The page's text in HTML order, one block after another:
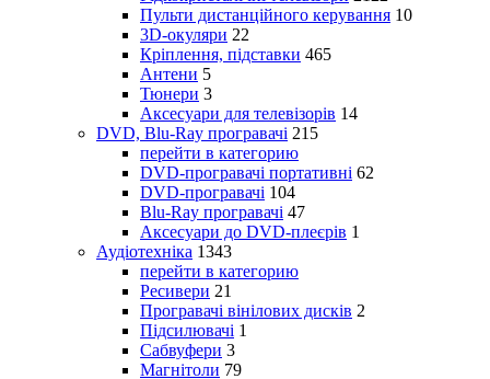
Пульти дистанційного керування 10
3D-окуляри 22
Кріплення, підставки 465
Антени 5
Тюнери 3
Аксесуари для телевізорів 14
DVD, Blu-Ray програвачі 215
перейти в категорию
DVD-програвачі портативні 62
DVD-програвачі 104
Blu-Ray програвачі 47
Аксесуари до DVD-плеєрів 1
Аудіотехніка 1343
перейти в категорию
Ресивери 21
Програвачі вінілових дисків 2
Підсилювачі 1
Сабвуфери 3
Магнітоли 79